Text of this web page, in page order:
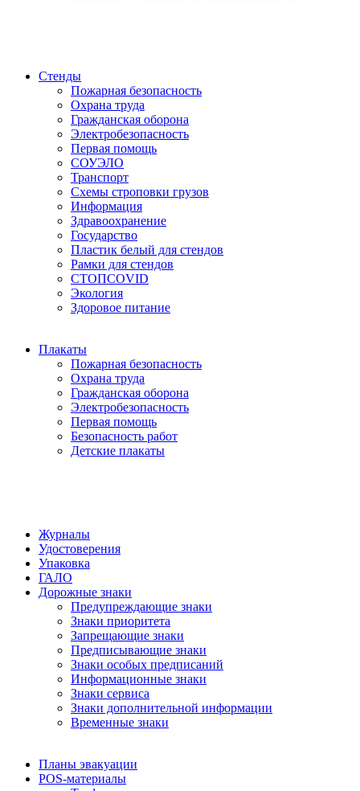
Стенды
Пожарная безопасность
Охрана труда
Гражданская оборона
Электробезопасность
Первая помощь
СОУЭЛО
Транспорт
Схемы строповки грузов
Информация
Здравоохранение
Государство
Пластик белый для стендов
Рамки для стендов
СТОПCOVID
Экология
Здоровое питание
Плакаты
Пожарная безопасность
Охрана труда
Гражданская оборона
Электробезопасность
Первая помощь
Безопасность работ
Детские плакаты
Журналы
Удостоверения
Упаковка
ГАЛО
Дорожные знаки
Предупреждающие знаки
Знаки приоритета
Запрещающие знаки
Предписывающие знаки
Знаки особых предписаний
Информационные знаки
Знаки сервиса
Знаки дополнительной информации
Временные знаки
Планы эвакуации
POS-материалы